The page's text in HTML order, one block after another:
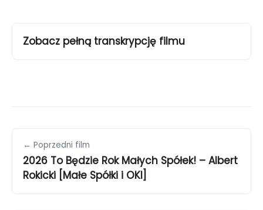
Zobacz pełną transkrypcję filmu
← Poprzedni film
2026 To Będzie Rok Małych Spółek! – Albert
Rokicki [Małe Spółki i OKI]